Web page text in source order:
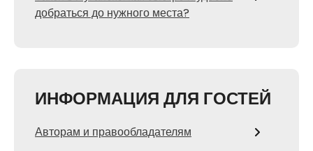
добраться до нужного места?
ИНФОРМАЦИЯ ДЛЯ ГОСТЕЙ
Авторам и правообладателям